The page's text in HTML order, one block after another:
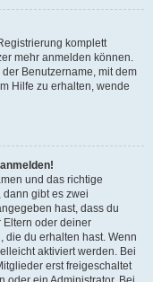
komplett
mehr anmelden können.
Benutzername, mit dem
Hilfe zu erhalten, wende
und das richtige
dann gibt es zwei
hast, dass du
Eltern oder deiner
die du erhalten hast. Wenn
aktiviert werden. Bei
erst freigeschaltet